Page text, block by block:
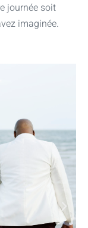
journée soit
imaginée.